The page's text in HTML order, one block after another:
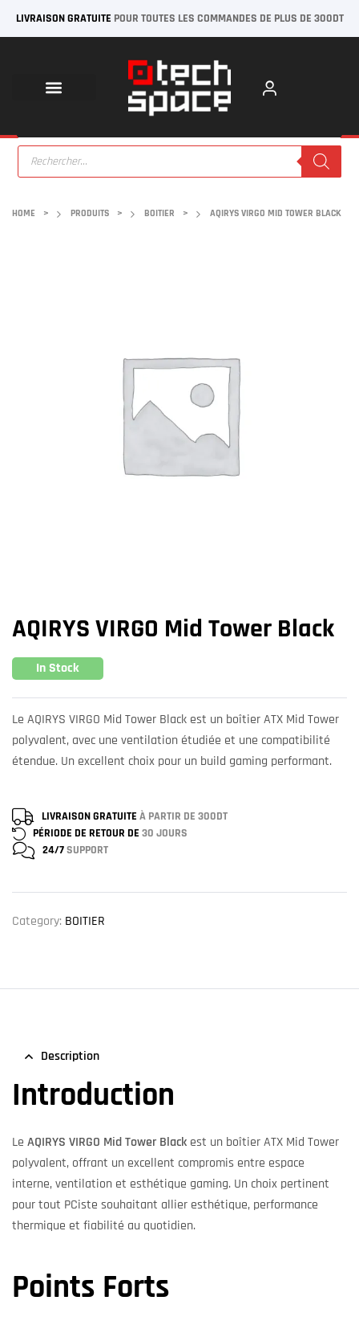
LIVRAISON GRATUITE POUR TOUTES LES COMMANDES DE PLUS DE 300DT
HOME > PRODUITS > BOITIER > AQIRYS VIRGO MID TOWER BLACK
AQIRYS VIRGO Mid Tower Black
In Stock
Le AQIRYS VIRGO Mid Tower Black est un boîtier ATX Mid Tower
polyvalent, avec une ventilation étudiée et une compatibilité
étendue. Un excellent choix pour un build gaming performant.
LIVRAISON GRATUITE À PARTIR DE 300DT
PÉRIODE DE RETOUR DE 30 JOURS
24/7SUPPORT
Category: BOITIER
Description
Introduction
Le AQIRYS VIRGO Mid Tower Black est un boîtier ATX Mid Tower
polyvalent, offrant un excellent compromis entre espace
interne, ventilation et esthétique gaming. Un choix pertinent
pour tout PCiste souhaitant allier esthétique, performance
thermique et fiabilité au quotidien.
Points Forts